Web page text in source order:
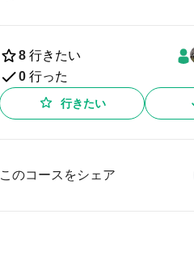
8 行きたい
0 行った
行きたい
このコースをシェア